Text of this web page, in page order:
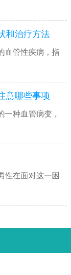
和治疗方法
血管性疾病，指
意哪些事项
种血管病变，
性在面对这一困